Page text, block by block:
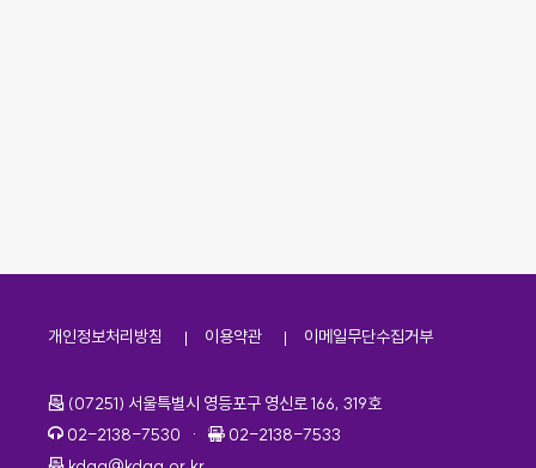
개인정보처리방침 이용약관 이메일무단수집거부
주소
(07251) 서울특별시 영등포구 영신로 166, 319호
전화번호
02-2138-7530 · 팩스번호
02-2138-7533